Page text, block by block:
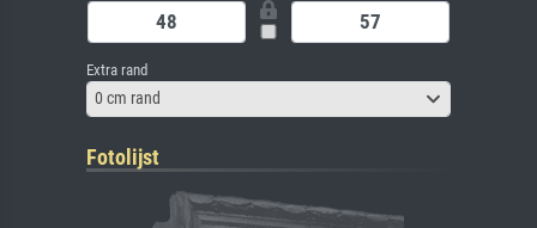
Extra rand
0 cm rand
Fotolijst